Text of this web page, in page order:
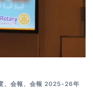
、 会報 、 会報 2025-26年